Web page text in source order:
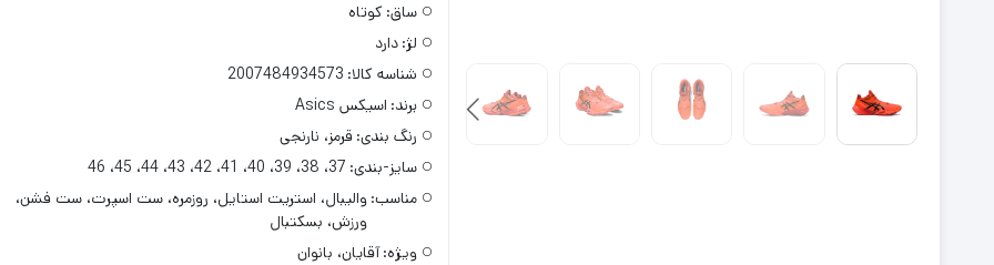
ساق: کوتاه
لژ: دارد
شناسه کالا: 2007484934573
برند: اسیکس Asics
رنگ بندی: قرمز، نارنجی
سایز-بندی: 37، 38، 39، 40، 41، 42، 43، 44، 45، 46
مناسب: والیبال، استریت استایل، روزمره، ست اسپرت، ست فشن،
ورزش، بسکتبال
ویژه:آقایان، بانوان